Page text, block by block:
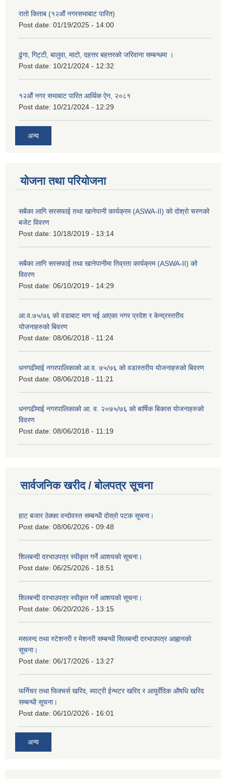
रातो किताब (१२औं नगरसभाबाट पारित)
Post date: 01/19/2025 - 14:00
ढुंगा, गिट्टी, बालुवा, माटो, दहत्तर बहत्तरको जरिवाना सम्बन्धमा ।
Post date: 10/21/2024 - 12:32
१२औं नगर सभाबाट पारित आर्थिक ऐन, २०८१
Post date: 10/21/2024 - 12:29
अन्य
योजना तथा परियोजना
सबैका लागि सरसफाई तथा खानेपानी कार्यक्रम (ASWA-II) को दोश्रो चरणको
बजेट विवरण
Post date: 10/18/2019 - 13:14
सबैका लागि सरसफाई तथा खानेपानीमा तिव्रता कार्यक्रम (ASWA-II) को
विवरण
Post date: 06/10/2019 - 14:29
आ.व.७५/७६ को वडाबाट माग भई आएका नगर प्रदेश र केन्द्रस्तरीय
योजनाहरुको बिवरण
Post date: 08/06/2018 - 11:24
धनगढीमाई नगरपालिकाको आ.व. ७५/७६ को वडास्तरीय योजनाहरुको बिवरण
Post date: 08/06/2018 - 11:21
धनगढीमाई नगरपालिकाको आ. व. २०७५/७६ को बार्षिक बिकास योजनाहरुको
विवरण
Post date: 08/06/2018 - 11:19
सार्वजनिक खरीद / बोलपत्र सूचना
हाट बजार ठेक्का वन्दोवस्त सम्बन्धी दोस्रो पटक सूचना।
Post date: 08/06/2026 - 09:48
शिलबन्दी दरभाउपत्र स्वीकृत गर्ने आशयको सूचना।
Post date: 06/25/2026 - 18:51
शिलबन्दी दरभाउपत्र स्वीकृत गर्ने आशयको सूचना।
Post date: 06/20/2026 - 13:15
मसलन्द तथा स्टेशनरी र मेशनरी सम्बन्धी सिलबन्दी दरभाउपत्र आह्वानको
सूचना।
Post date: 06/17/2026 - 13:27
फर्निचर तथा फिक्चर्स खरिद, ब्याट‍्री ईन्भटर खरिद र आयुर्वेदिक औषधि खरिद
सम्बन्धी सूचना।
Post date: 06/10/2026 - 16:01
अन्य